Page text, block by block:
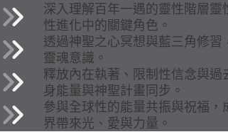
深入理解百年一遇的靈性階層
性進化中的關鍵角色。
透過神聖之心冥想與藍三角修
靈魂意識。
釋放內在執著、限制性信念與過
身能量與神聖計畫同步。
參與全球性的能量共振與祝福
界帶來光、愛與力量。